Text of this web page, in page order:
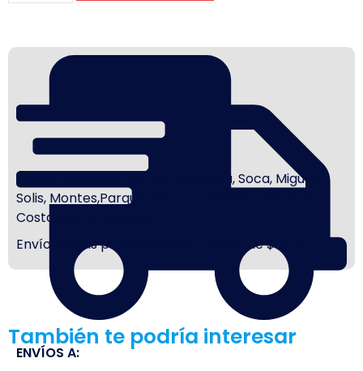
ENVÍOS A:
Pando, Empalme Olmos, Atlantida, Soca, Migues,
Solis, Montes,Parque del Plata,Salinas,Ciudad de la
Costa,Barros Blancos
Envíos grátis para compras a partir de $ 10mil
También te podría interesar